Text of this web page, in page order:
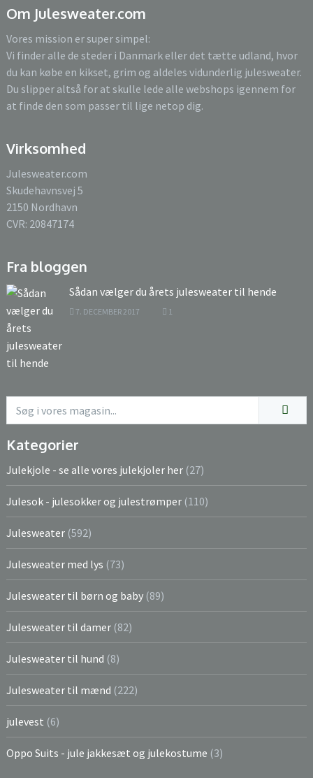
Om Julesweater.com
Vores mission er super simpel:
Vi finder alle de steder i Danmark eller det tætte udland, hvor
du kan købe en kikset, grim og aldeles vidunderlig julesweater.
Du slipper altså for at skulle lede alle webshops igennem for
at finde den som passer til lige netop dig.
Virksomhed
Julesweater.com
Skudehavnsvej 5
2150 Nordhavn
CVR: 20847174
Fra bloggen
Sådan vælger du årets julesweater til hende
7. DECEMBER 2017 1
Kategorier
Julekjole - se alle vores julekjoler her (27)
Julesok - julesokker og julestrømper (110)
Julesweater (592)
Julesweater med lys (73)
Julesweater til børn og baby (89)
Julesweater til damer (82)
Julesweater til hund (8)
Julesweater til mænd (222)
julevest (6)
Oppo Suits - jule jakkesæt og julekostume (3)